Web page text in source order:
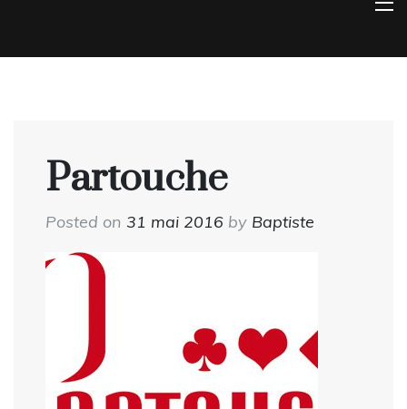
Partouche
Posted on 31 mai 2016 by Baptiste